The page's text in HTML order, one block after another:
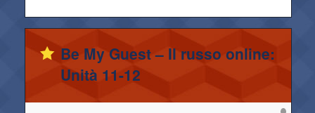
Be My Guest – Il russo online:
Unità 11-12